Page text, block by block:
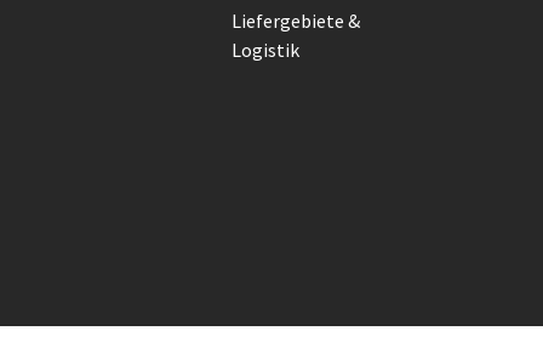
Liefergebiete &
Logistik